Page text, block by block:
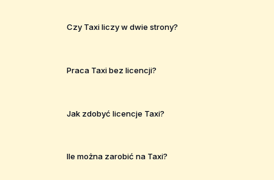
Czy Taxi liczy w dwie strony?
Praca Taxi bez licencji?
Jak zdobyć licencje Taxi?
Ile można zarobić na Taxi?